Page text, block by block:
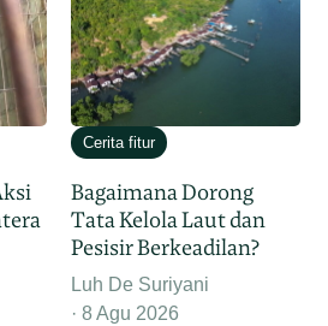
Cerita fitur
Bagaimana Dorong
Tata Kelola Laut dan
Pesisir Berkeadilan?
Luh De Suriyani
8 Agu 2026